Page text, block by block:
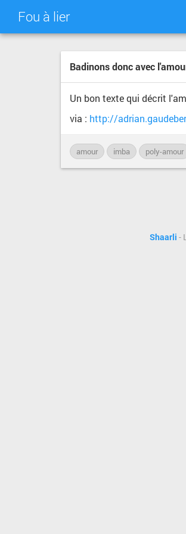
Fou à lier
Badinons donc avec
Un bon texte qui décrit
via : http://
amour imba poly-amour
Shaarli -